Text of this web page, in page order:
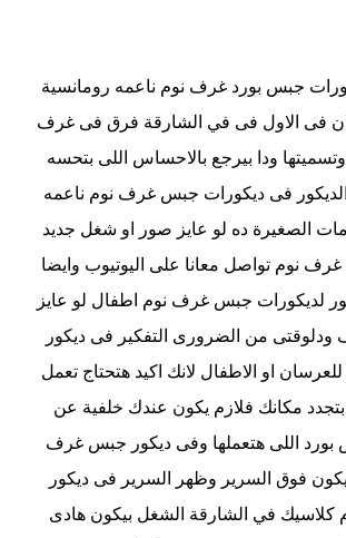
جبس بورد غرف نوم ناعمه رومانسية
فى الاول فى في الشارقة فرق فى غرف
وتسميتها ودا بيرجع بالاحساس اللى بتحسه
فى ديكورات جبس غرف نوم ناعمه
الصغيرة ده لو عايز صور او شغل جديد
نوم تواصل معانا على اليوتيوب وايضا
لديكورات جبس غرف نوم اطفال لو عايز
من الضرورى التفكير فى ديكور
او الاطفال لانك اكيد هتحتاج تعمل
مكانك فلازم يكون عندك خلفية عن
بورد اللى هتعملها وفى ديكور جبس غرف
فوق السرير وظهر السرير فى ديكور
في الشارقة الشغل بيكون هادى